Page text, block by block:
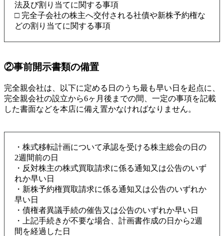
法及び割り当てに関する事項
□ 完全子会社の株主へ交付される社債や新株予約権な
どの割り当てに関する事項
②事前開示書類の備置
完全親会社は、以下に定める日のうち最も早い日を起点に、
完全親会社の設立から6ヶ月後までの間、一定の事項を記載
した書面などを本店に備え置かなければなりません。
・株式移転計画について承認を受ける株主総会の日の
2週間前の日
・反対株主の株式買取請求に係る通知又は公告のいず
れか早い日
・新株予約権買取請求に係る通知又は公告のいずれか
早い日
・債権者異議手続の催告又は公告のいずれか早い日
・上記手続きが不要な場合、計画書作成の日から2週
間を経過した日